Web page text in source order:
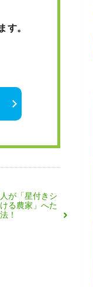
す。
が「星付きシ
る農家」へた
！